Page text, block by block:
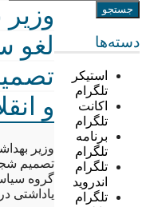
دسته‌ها
استیکر
تلگرام
اکانت
تلگرام
برنامه
تلگرام
تلگرام
اندروید
تلگرام
لغو
و
وزیر
تصمیم
گروه
یاداشتی